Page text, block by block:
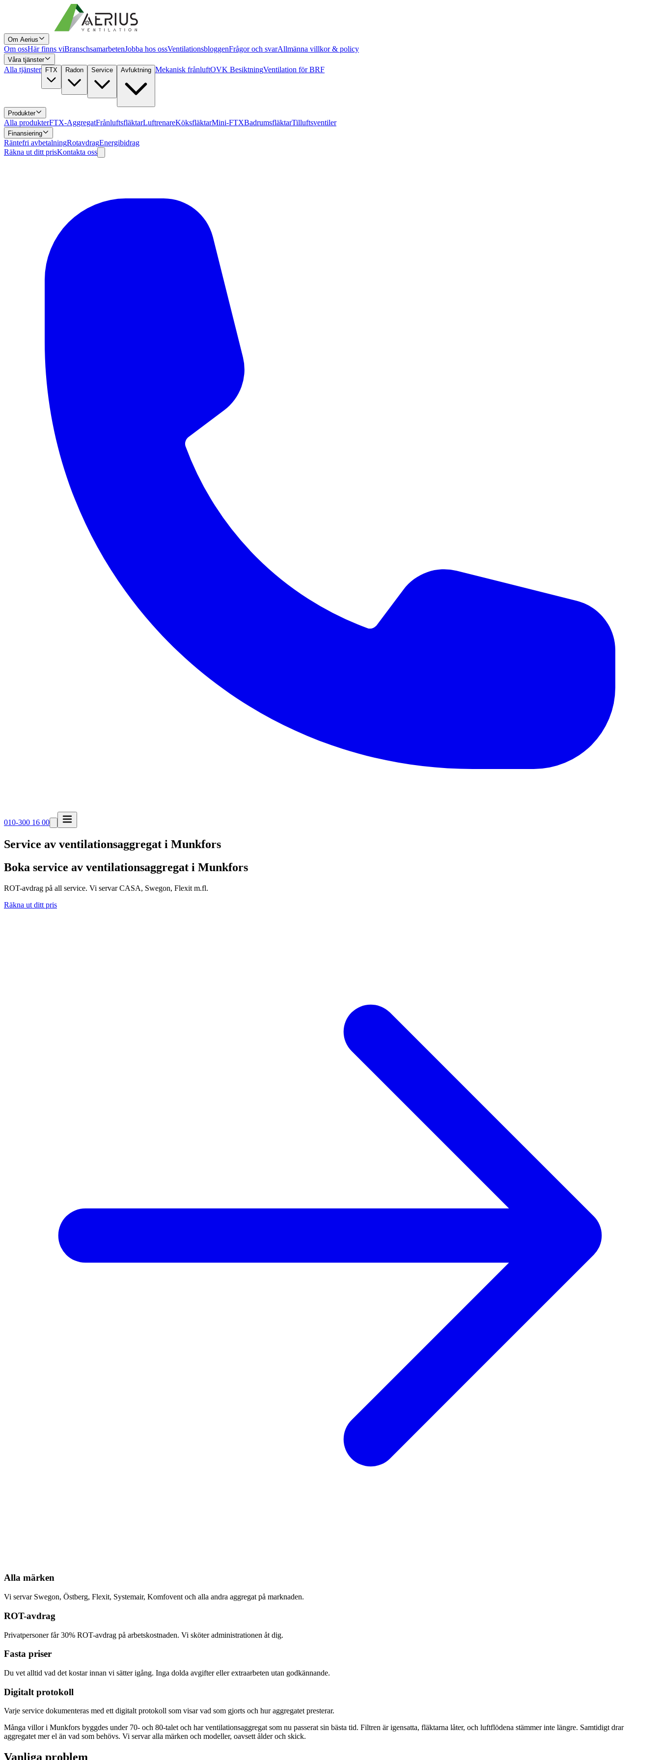
Om Aerius
Om ossHär finns viBranschsamarbetenJobba hos ossVentilationsbloggenFrågor och svarAllmänna villkor & policy
Våra tjänster
Alla tjänster FTX Radon Service Avfuktning Mekanisk frånluftOVK BesiktningVentilation för BRF
Produkter
Alla produkterFTX-AggregatFrånluftsfläktarLuftrenareKöksfläktarMini-FTXBadrumsfläktarTilluftsventiler
Finansiering
Räntefri avbetalningRotavdragEnergibidrag
Räkna ut ditt prisKontakta oss
010-300 16 00
Service av ventilationsaggregat i Munkfors
Boka service av ventilationsaggregat i Munkfors
ROT-avdrag på all service. Vi servar CASA, Swegon, Flexit m.fl.
Räkna ut ditt pris
Alla märken
Vi servar Swegon, Östberg, Flexit, Systemair, Komfovent och alla andra aggregat på marknaden.
ROT-avdrag
Privatpersoner får 30% ROT-avdrag på arbetskostnaden. Vi sköter administrationen åt dig.
Fasta priser
Du vet alltid vad det kostar innan vi sätter igång. Inga dolda avgifter eller extraarbeten utan godkännande.
Digitalt protokoll
Varje service dokumenteras med ett digitalt protokoll som visar vad som gjorts och hur aggregatet presterar.
Många villor i Munkfors byggdes under 70- och 80-talet och har ventilationsaggregat som nu passerat sin bästa tid. Filtren är igensatta, fläktarna låter, och luftflödena stämmer inte längre. Samtidigt drar
aggregatet mer el än vad som behövs. Vi servar alla märken och modeller, oavsett ålder och skick.
Vanliga problem